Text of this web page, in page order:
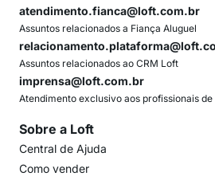
atendimento.fianca@loft.com.br
Assuntos relacionados a Fiança Aluguel
Assuntos relacionados ao CRM Loft
imprensa@loft.com.br
Atendimento exclusivo aos profissionais de
Sobre a Loft
Central de Ajuda
Como vender